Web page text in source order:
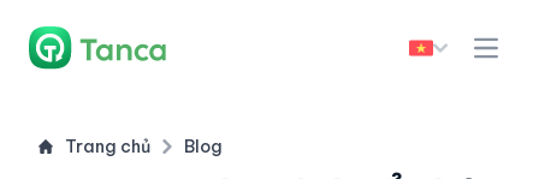
Trang chủ Blog